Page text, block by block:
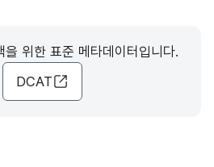
위한 표준 메타데이터입니다.
DCAT